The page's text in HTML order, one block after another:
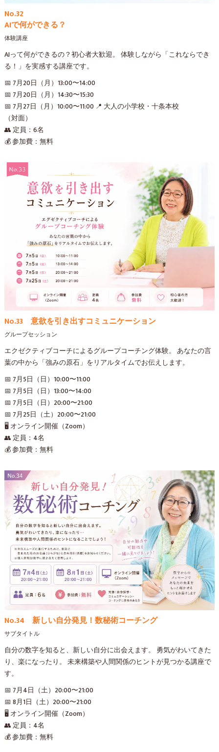
No.32
AIで何ができる？
体験講座
AIって何ができるの？初心者大歓迎。 体験しながら「これならでき
る！」を実感する講座です。
📅 7月20日（月）13:00〜14:00
📅 7月20日（月）14:30〜15:30
📅 7月27日（月）10:00〜11:00 📍 大人の小学校・十条本校
（対面）
👥 定員：6名
💰 参加費：無料
No.33 意欲を引き出すコミュニケーション
グループセッション
エクゼクティブコーチによるグループコーチング体験。 あなたの言
葉の中から「強みの原石」をリアルタイムでお伝えします。
📅 7月5日（日）10:00〜11:00
📅 7月5日（日）13:00〜14:00
📅 7月5日（日）20:00〜21:00
📅 7月25日（土）20:00〜21:00
🖥 オンライン開催（Zoom）
👥 定員：4名
💰 参加費：無料
No.34 新しい自分発見！数秘術コーチング
サブタイトル
自分の数字を知ると、新しい自分に出会えます。 勇気がわいてきた
り、楽になったり。 未来構築や人間関係のヒントが見つかる講座で
す。
📅 7月4日（土）20:00〜21:00
📅 8月1日（土）20:00〜21:00
🖥 オンライン開催（Zoom）
👥 定員：4名
💰 参加費：無料